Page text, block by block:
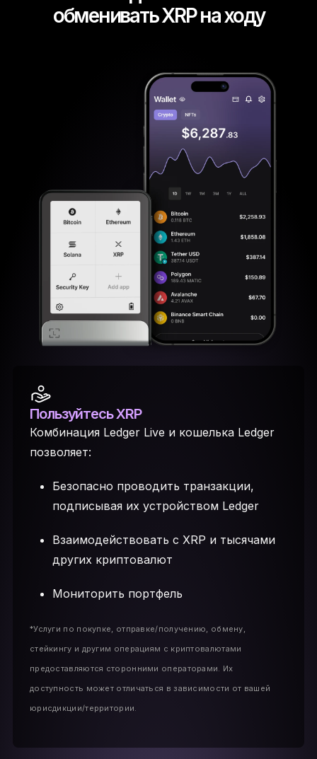
обменивать XRP на ходу
Пользуйтесь XRP
Комбинация Ledger Live и кошелька Ledger
позволяет:
Безопасно проводить транзакции,
подписывая их устройством Ledger
Взаимодействовать с XRP и тысячами
других криптовалют
Мониторить портфель
*Услуги по покупке, отправке/получению, обмену,
стейкингу и другим операциям с криптовалютами
предоставляются сторонними операторами. Их
доступность может отличаться в зависимости от вашей
юрисдикции/территории.